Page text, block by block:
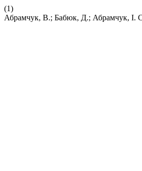
(1)
Абрамчук, В.; Бабюк, Д.;